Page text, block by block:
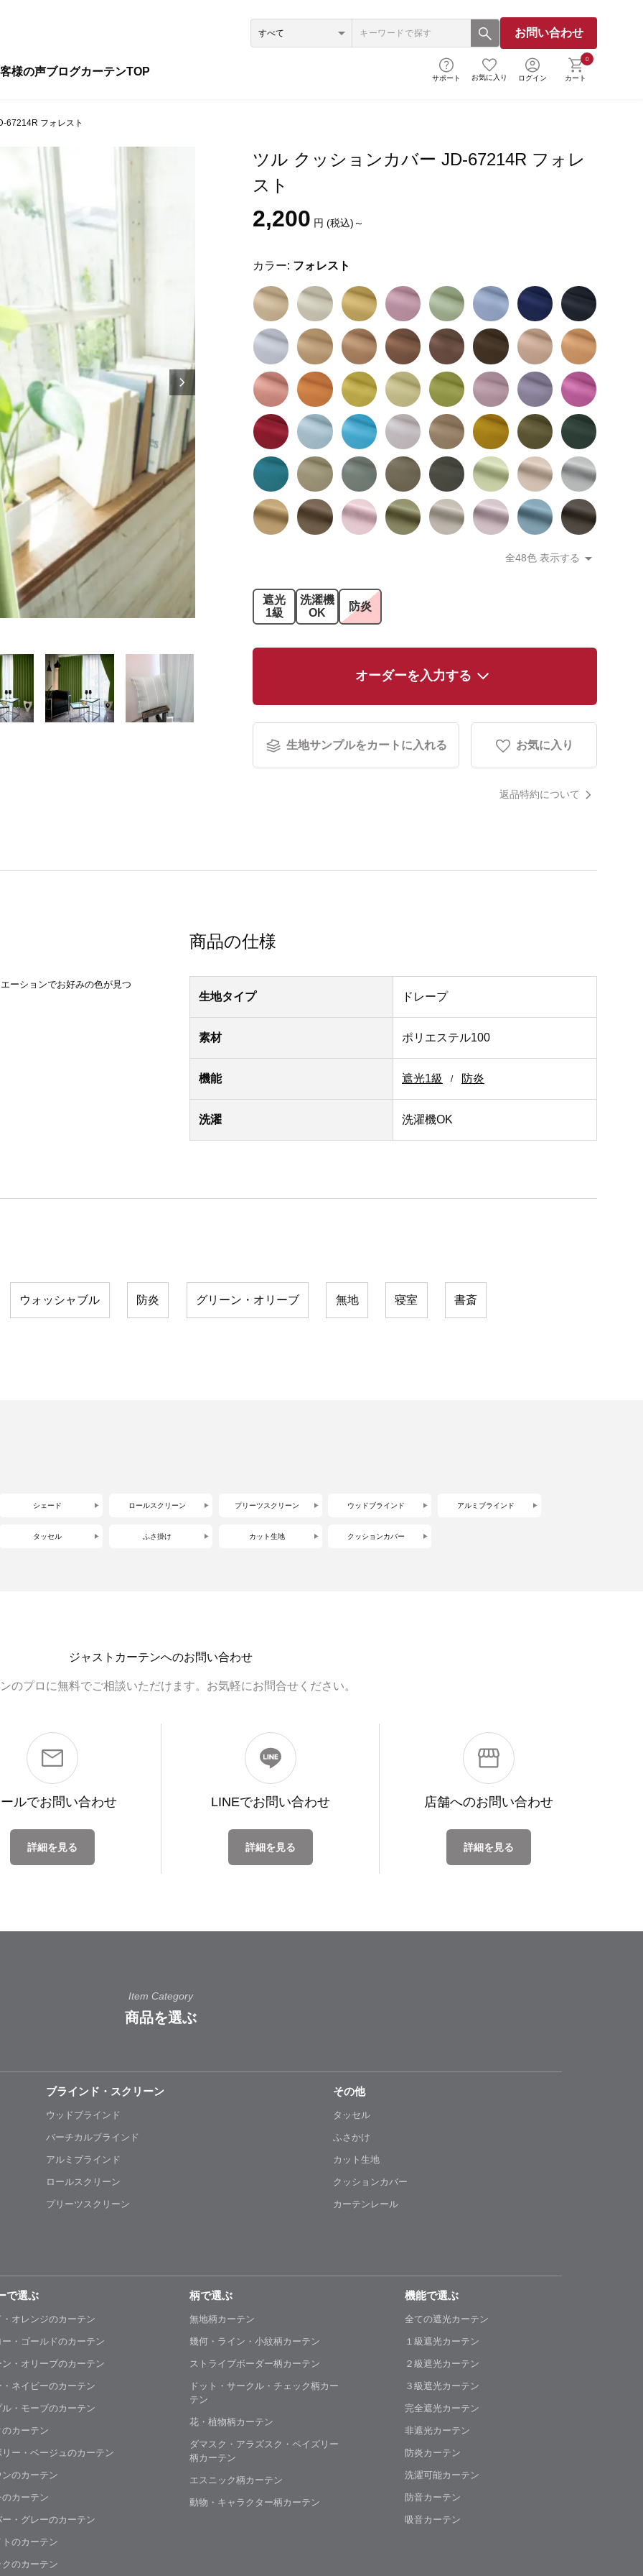
お問い合わせ
様の声ブログカーテンTOP
サポート お気に入り ログイン
0
カート
67214R フォレスト
ツル クッションカバー JD-67214R フォレ
スト
2,200 円 (税込)～
カラー: フォレスト
全48色 表示する
遮光
1級
洗濯機
OK
防炎
オーダーを入力する
生地サンプルをカートに入れる お気に入り
返品特約について
ーションでお好みの色が見つ
商品の仕様
生地タイプ ドレープ
素材 ポリエステル100
機能 遮光1級 防炎
洗濯 洗濯機OK
ウォッシャブル 防炎 グリーン・オリーブ 無地 寝室 書斎
シェード ロールスクリーン プリーツスクリーン ウッドブラインド アルミブラインド
タッセル ふさ掛け カット生地 クッションカバー
ジャストカーテンへのお問い合わせ
のプロに無料でご相談いただけます。お気軽にお問合せください。
ルでお問い合わせ
詳細を見る
LINEでお問い合わせ
詳細を見る
店舗へのお問い合わせ
詳細を見る
Item Category
商品を選ぶ
ブラインド・スクリーン
ウッドブラインド
バーチカルブラインド
アルミブラインド
ロールスクリーン
プリーツスクリーン
その他
タッセル
ふさかけ
カット生地
クッションカバー
カーテンレール
で選ぶ
・オレンジのカーテン
ー・ゴールドのカーテン
ン・オリーブのカーテン
・ネイビーのカーテン
ル・モーブのカーテン
カーテン
リー・ベージュのカーテン
のカーテン
カーテン
ー・グレーのカーテン
のカーテン
のカーテン
柄で選ぶ
無地柄カーテン
幾何・ライン・小紋柄カーテン
ストライプボーダー柄カーテン
ドット・サークル・チェック柄カー
テン
花・植物柄カーテン
ダマスク・アラズスク・ペイズリー
柄カーテン
エスニック柄カーテン
動物・キャラクター柄カーテン
機能で選ぶ
全ての遮光カーテン
１級遮光カーテン
２級遮光カーテン
３級遮光カーテン
完全遮光カーテン
非遮光カーテン
防炎カーテン
洗濯可能カーテン
防音カーテン
吸音カーテン